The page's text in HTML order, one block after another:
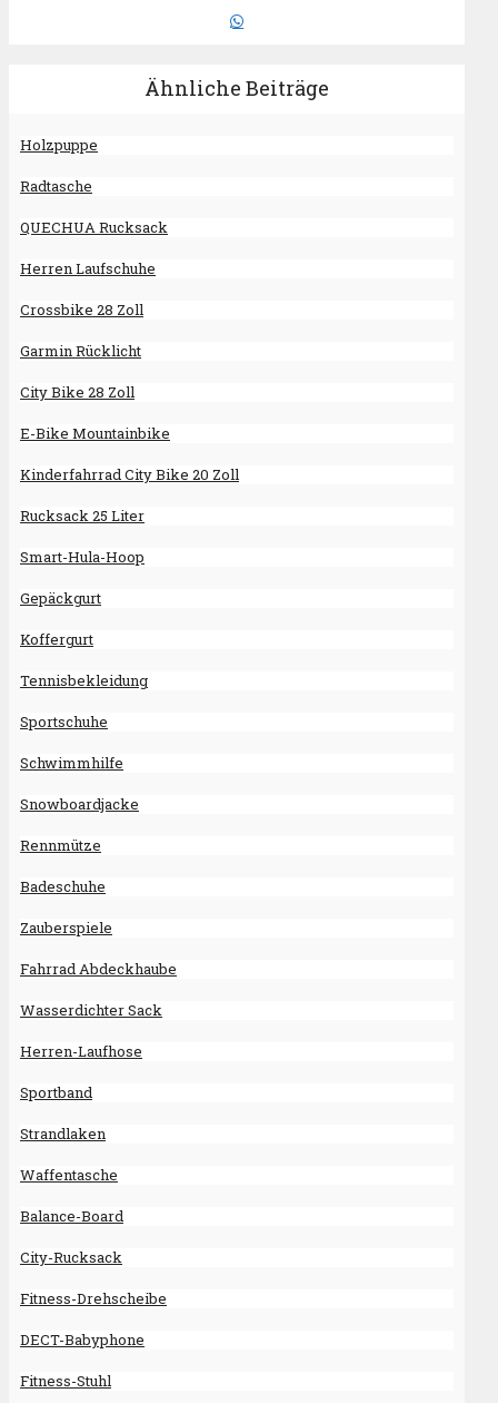
Ähnliche Beiträge
Holzpuppe
Radtasche
QUECHUA Rucksack
Herren Laufschuhe
Crossbike 28 Zoll
Garmin Rücklicht
City Bike 28 Zoll
E-Bike Mountainbike
Kinderfahrrad City Bike 20 Zoll
Rucksack 25 Liter
Smart-Hula-Hoop
Gepäckgurt
Koffergurt
Tennisbekleidung
Sportschuhe
Schwimmhilfe
Snowboardjacke
Rennmütze
Badeschuhe
Zauberspiele
Fahrrad Abdeckhaube
Wasserdichter Sack
Herren-Laufhose
Sportband
Strandlaken
Waffentasche
Balance-Board
City-Rucksack
Fitness-Drehscheibe
DECT-Babyphone
Fitness-Stuhl